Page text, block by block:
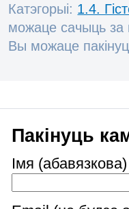
Катэгорыі: 1.4.
можаце сачыць
Вы можаце
Пакінуць
Імя (абавязкова)